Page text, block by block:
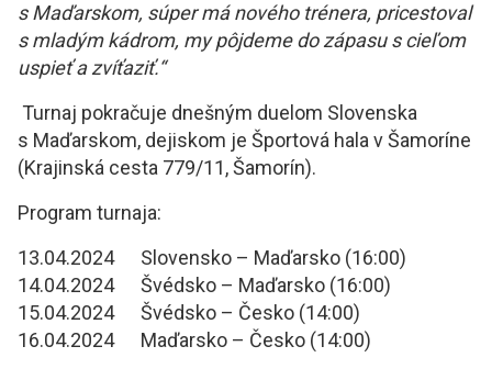
s Maďarskom, súper má nového trénera, pricestoval
s mladým kádrom, my pôjdeme do zápasu s cieľom
uspieť a zvíťaziť.“
Turnaj pokračuje dnešným duelom Slovenska
s Maďarskom, dejiskom je Športová hala v Šamoríne
(Krajinská cesta 779/11, Šamorín).
Program turnaja:
13.04.2024 Slovensko – Maďarsko (16:00)
14.04.2024 Švédsko – Maďarsko (16:00)
15.04.2024 Švédsko – Česko (14:00)
16.04.2024 Maďarsko – Česko (14:00)